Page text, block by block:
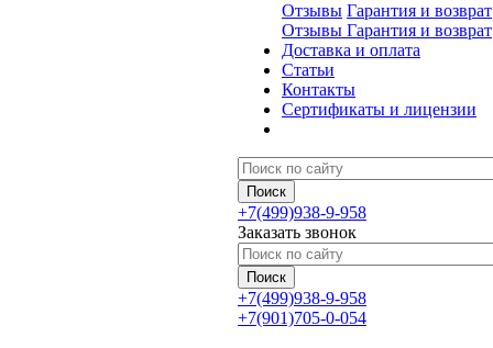
Отзывы Гарантия и возврат
Отзывы Гарантия и возврат
Доставка и оплата
Статьи
Контакты
Сертификаты и лицензии
+7(499)938-9-958
Заказать звонок
+7(499)938-9-958
+7(901)705-0-054